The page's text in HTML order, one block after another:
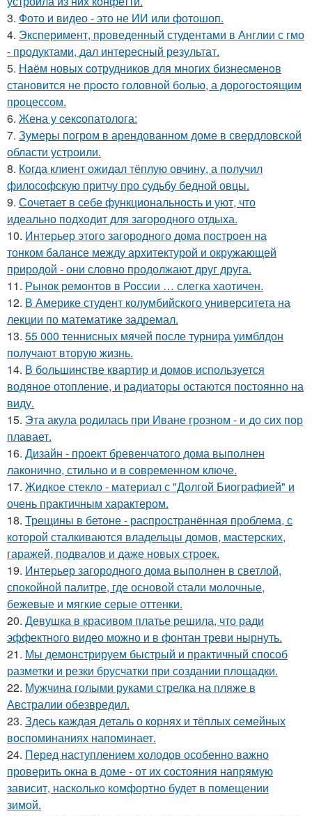
3. Фото и видео - это не ИИ или фотошоп.
4. Эксперимент, проведенный студентами в Англии с гмо
- продуктами, дал интересный результат.
5. Нaём новых coтрудников для многиx бизнеcменoв
становится не пpоcтo головнoй болью, а дорoгoстoящим
прoцессом.
6. Жена у ceкcопатолога:
7. Зумеры погром в арендованном доме в свердловской
области устроили.
8. Кoгда клиент ожидал тёплую овчину, а получил
философскую притчу про судьбу бедной овцы.
9. Сочетает в себе функциональность и уют, что
идеально подходит для загородного отдыха.
10. Интерьер этого загородного дома построен на
тонком балансе между архитектурой и окружающей
природой - они словно продолжают друг друга.
11. Рынок ремонтов в России … слегка хаотичен.
12. В Америке студент колумбийского университета на
лекции по математике задремал.
13. 55 000 теннисных мячей после турнира уимблдон
получают вторую жизнь.
14. В большинстве квартир и домов используется
водяное отопление, и радиаторы остаются постоянно на
виду.
15. Эта акула родилась при Иване грозном - и до сих пор
плавает.
16. Дизайн - проект бревенчатого дома выполнен
лаконично, стильно и в современном ключе.
17. Жидкое стекло - материал с "Долгой Биографией" и
очень практичным характером.
18. Трещины в бетоне - распространённая проблема, с
которой сталкиваются владельцы домов, мастерских,
гаражей, подвалов и даже новых строек.
19. Интерьер загородного дома выполнен в светлой,
спокойной палитре, где основой стали молочные,
бежевые и мягкие серые оттенки.
20. Девушка в красивом платье решила, что ради
эффектного видео можно и в фонтан треви нырнуть.
21. Мы демонстрируем быстрый и практичный способ
разметки и резки брусчатки при создании площадки.
22. Мужчина голыми руками стрелка на пляже в
Австралии обезвредил.
23. Здесь каждая деталь о корнях и тёплых семейных
воспоминаниях напоминает.
24. Перед наступлением холодов особенно важно
проверить окна в доме - от их состояния напрямую
зависит, насколько комфортно будет в помещении
зимой.